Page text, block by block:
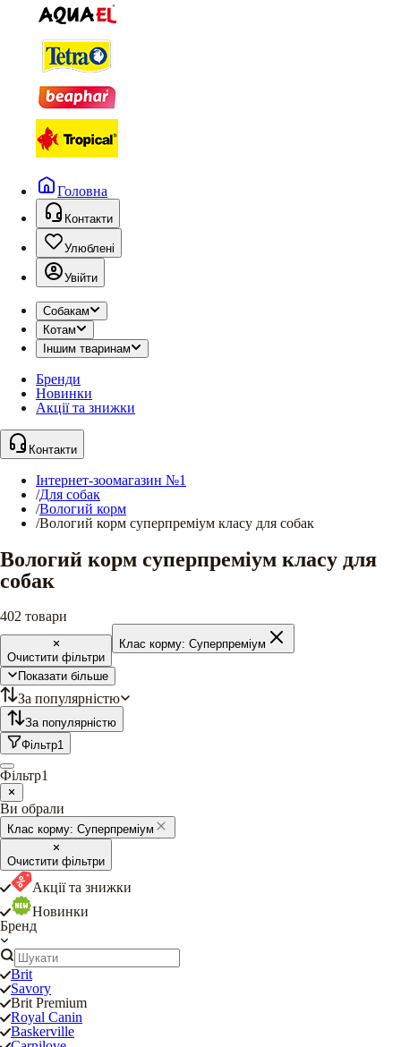
Головна
Контакти
Улюблені
Увійти
Собакам
Котам
Іншим тваринам
Бренди
Новинки
Акції та знижки
Контакти
Інтернет-зоомагазин №1
/Для собак
/Вологий корм
/Вологий корм суперпреміум класу для собак
Вологий корм суперпреміум класу для
собак
402 товари
Очистити фільтри
Клас корму: Суперпреміум
Показати більше
За популярністю
За популярністю
Фільтр1
Фільтр1
Ви обрали
Клас корму: Суперпреміум
Очистити фільтри
Акції та знижки
Новинки
Бренд
Brit
Savory
Brit Premium
Royal Canin
Baskerville